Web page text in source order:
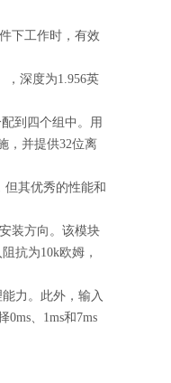
下工作时，有效
，深度为1.956英
到四个组中。用
，并提供32位离
但其优秀的性能和
装方向。该模块
抗为10k欧姆，
力。此外，输入
、1ms和7ms